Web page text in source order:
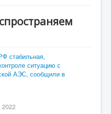
стабильная,
ситуацию с
АЭС, сообщили в